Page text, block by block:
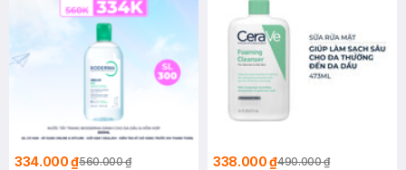
334.000 ₫560.000 ₫ 338.000 ₫490.000 ₫